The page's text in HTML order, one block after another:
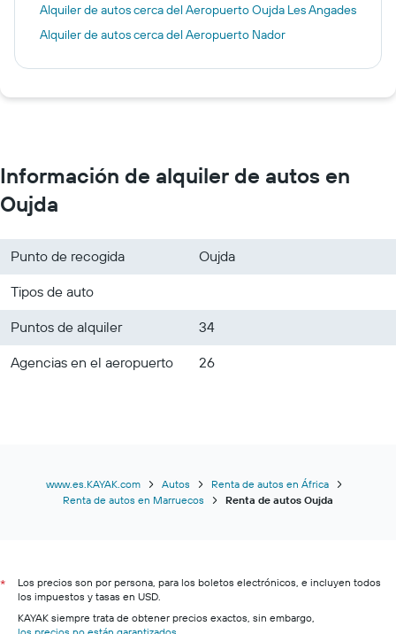
Alquiler de autos cerca del Aeropuerto Oujda Les Angades
Alquiler de autos cerca del Aeropuerto Nador
Información de alquiler de autos en
Oujda
Punto de recogida
Oujda
Tipos de auto
Puntos de alquiler
34
Agencias en el aeropuerto
26
www.es.KAYAK.com Autos
Renta de autos en África
Renta de autos en Marruecos
Renta de autos Oujda
*
Los precios son por persona, para los boletos electrónicos, e incluyen todos
los impuestos y tasas en USD.
KAYAK siempre trata de obtener precios exactos, sin embargo,